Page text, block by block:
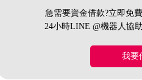
急需要資金借款?立即免
24小時LINE @機器人協
我要